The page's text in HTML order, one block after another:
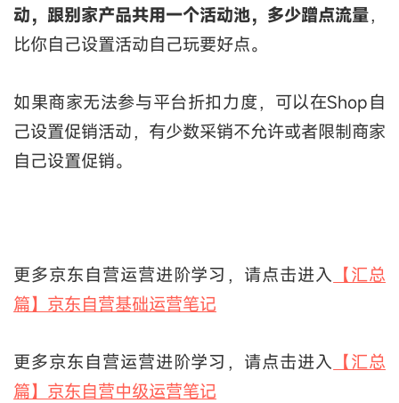
动，跟别家产品共用一个活动池，多少蹭点流量，
比你自己设置活动自己玩要好点。
如果商家无法参与平台折扣力度，可以在Shop自
己设置促销活动，有少数采销不允许或者限制商家
自己设置促销。
更多京东自营运营进阶学习，请点击进入 【汇总
篇】京东自营基础运营笔记
更多京东自营运营进阶学习，请点击进入 【汇总
篇】京东自营中级运营笔记